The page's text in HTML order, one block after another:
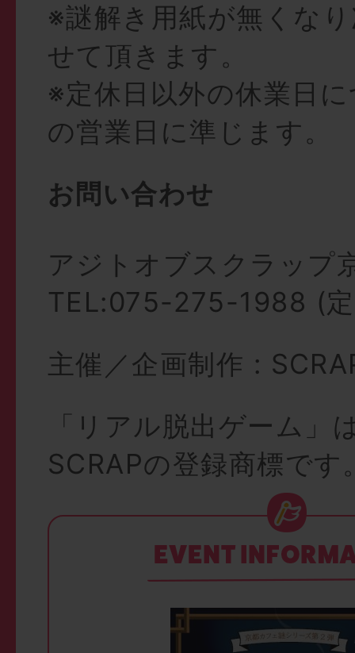
※謎解き用紙が無くな
せて頂きます。
※定休日以外の休業日
の営業日に準じます。
お問い合わせ
アジトオブスクラップ
TEL:075-275-1988 (
主催／企画制作 :
「リアル脱出ゲーム」
SCRAPの登録商標です